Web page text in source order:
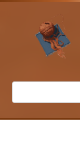
Перейти
контенту
Поиск: